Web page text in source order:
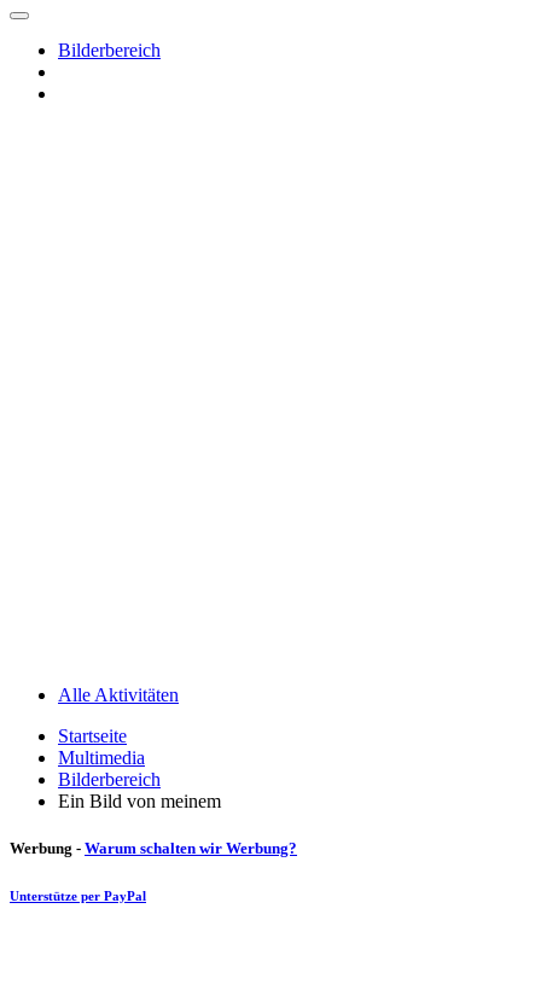
Bilderbereich
Alle Aktivitäten
Startseite
Multimedia
Bilderbereich
Ein Bild von meinem
Werbung - Warum schalten wir Werbung?
Unterstütze per PayPal